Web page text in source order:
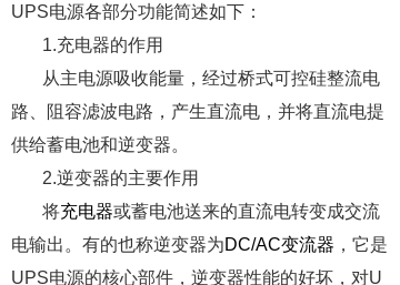
UPS电源各部分功能简述如下：
1.充电器的作用
从主电源吸收能量，经过桥式可控硅整流电
路、阻容滤波电路，产生直流电，并将直流电提
供给蓄电池和逆变器。
2.逆变器的主要作用
将充电器或蓄电池送来的直流电转变成交流
电输出。有的也称逆变器为DC/AC变流器 ，它是
UPS电源的核心部件，逆变器性能的好坏，对U